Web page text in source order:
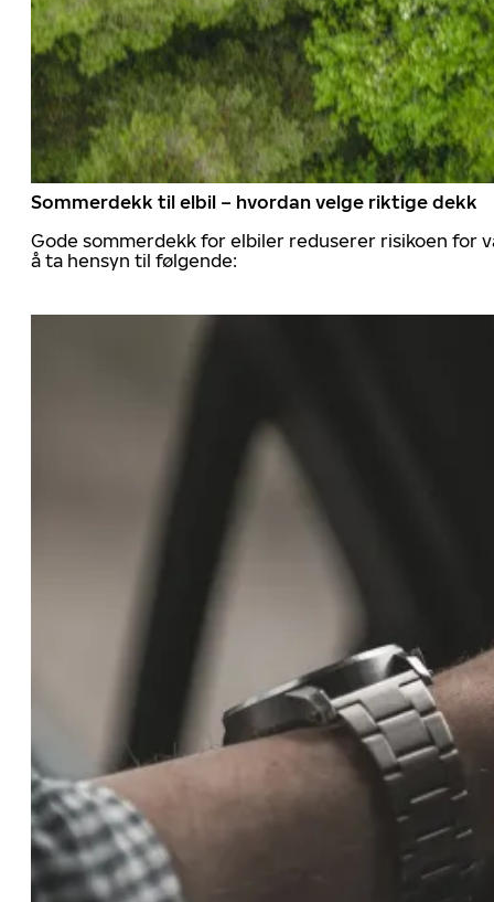
Sommerdekk til elbil – hvordan velge riktige dekk
Gode sommerdekk for elbiler reduserer risikoen for
å ta hensyn til følgende: